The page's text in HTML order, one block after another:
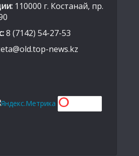
110000 г. Костанай, пр.
8 (7142) 54-27-53
news.kz